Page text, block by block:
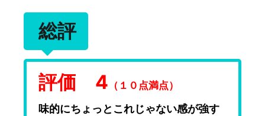
総評
評価 4 （１０点満点）
味的にちょっとこれじゃない感が強す